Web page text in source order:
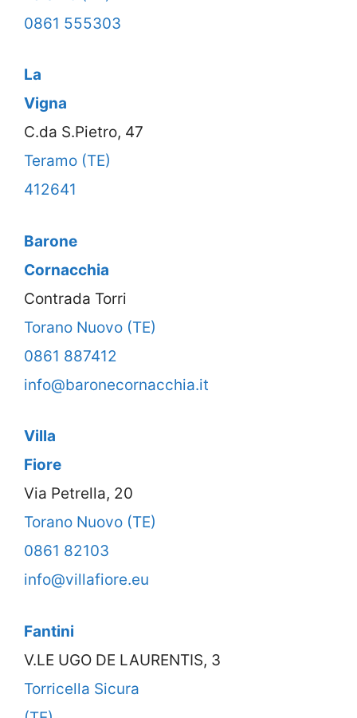
0861 555303
La
Vigna
C.da S.Pietro, 47
Teramo (TE)
412641
Barone
Cornacchia
Contrada Torri
Torano Nuovo (TE)
0861 887412
info@baronecornacchia.it
Villa
Fiore
Via Petrella, 20
Torano Nuovo (TE)
0861 82103
info@villafiore.eu
Fantini
V.LE UGO DE LAURENTIS, 3
Torricella Sicura